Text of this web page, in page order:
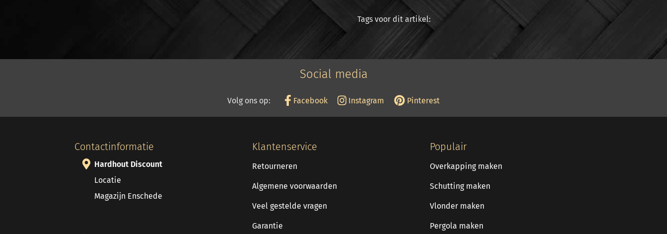
Tags voor dit artikel:
Social media
Volg ons op: Facebook Instagram Pinterest
Contactinformatie
Hardhout Discount
Locatie
Magazijn Enschede
Klantenservice
Retourneren
Algemene voorwaarden
Veel gestelde vragen
Garantie
Populair
Overkapping maken
Schutting maken
Vlonder maken
Pergola maken